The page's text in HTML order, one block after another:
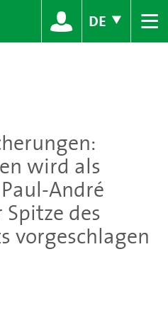
DE ≡
wird als
André
des
vorgeschlagen